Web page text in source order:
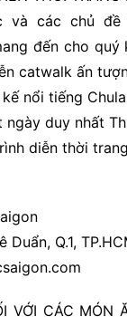
và các chủ
đến cho
catwalk ấn
nổi tiếng
duy nhất
diễn thời
Q.1,
VỚI CÁC